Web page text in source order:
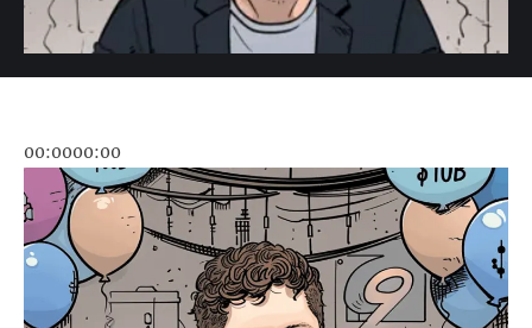
00:0000:00